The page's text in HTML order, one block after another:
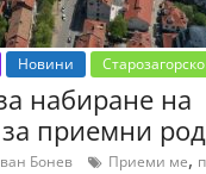
Новини Старозагорско
набиране на
приемни
Бонев Приеми ме,